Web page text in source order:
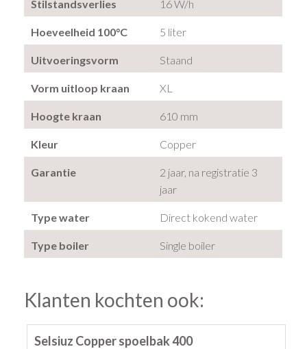
Stilstandsverlies 16 W/h
Hoeveelheid 100°C 5 liter
Uitvoeringsvorm Staand
Vorm uitloop kraan XL
Hoogte kraan 610 mm
Kleur Copper
Garantie
2 jaar, na registratie 3
jaar
Type water Direct kokend water
Type boiler Single boiler
Klanten kochten ook:
Selsiuz Copper spoelbak 400